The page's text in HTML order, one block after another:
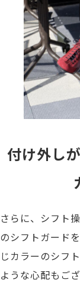
付け外し
さらに、シフト
のシフトガード
じカラーのシフ
ような心配もご